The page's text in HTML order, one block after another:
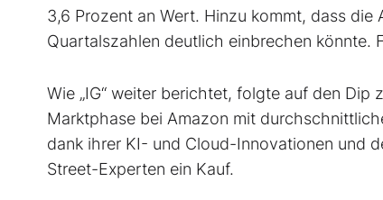
3,6 Prozent an Wert. Hinzu kommt, dass
Quartalszahlen deutlich einbrechen könnte.
Wie „IG“ weiter berichtet, folgte auf den
Marktphase bei Amazon mit
dank ihrer KI- und Cloud-Innovationen und
Street-Experten ein Kauf.